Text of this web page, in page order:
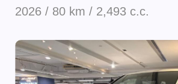
2026 / 80 km / 2,493 c.c.